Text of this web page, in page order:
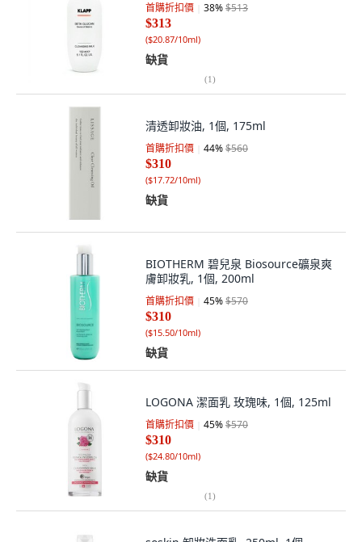
首購折扣價 38%$513
$313
($20.87/10ml)
缺貨
(1)
清透卸妝油, 1個, 175ml
首購折扣價 44%$560
$310
($17.72/10ml)
缺貨
BIOTHERM 碧兒泉 Biosource礦泉爽
膚卸妝乳, 1個, 200ml
首購折扣價 45%$570
$310
($15.50/10ml)
缺貨
LOGONA 潔面乳 玫瑰味, 1個, 125ml
首購折扣價 45%$570
$310
($24.80/10ml)
缺貨
(1)